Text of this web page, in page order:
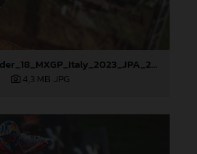
66221_Längenfelder_18_MXGP_Italy_2023_JPA_22A8926
4,3 MB .JPG